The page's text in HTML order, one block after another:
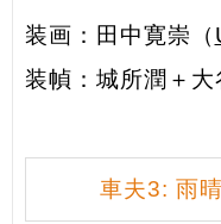
装画：田中寛崇（
装幀：城所潤＋
車夫3: 雨